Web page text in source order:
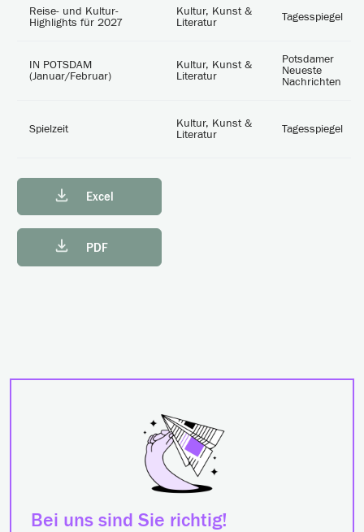
Reise- und Kultur-
Highlights für 2027
Kultur, Kunst &
Literatur
Tagesspiegel
IN POTSDAM
(Januar/Februar)
Kultur, Kunst &
Literatur
Potsdamer
Neueste
Nachrichten
Spielzeit
Kultur, Kunst &
Literatur
Tagesspiegel
Excel
PDF
Bei uns sind Sie richtig!